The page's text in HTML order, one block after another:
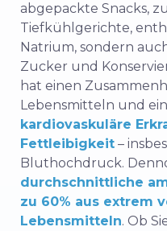
abgepackte Snacks,
Tiefkühlgerichte,
Natrium, sondern
Zucker und
hat einen
Lebensmitteln und
kardiovaskuläre
Fettleibigkeit –
Bluthochdruck.
durchschnittliche
zu 60% aus extrem
Lebensmitteln. Ob